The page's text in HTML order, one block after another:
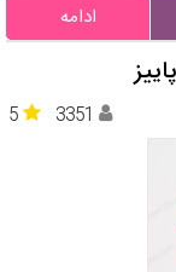
ادامه
5 3351